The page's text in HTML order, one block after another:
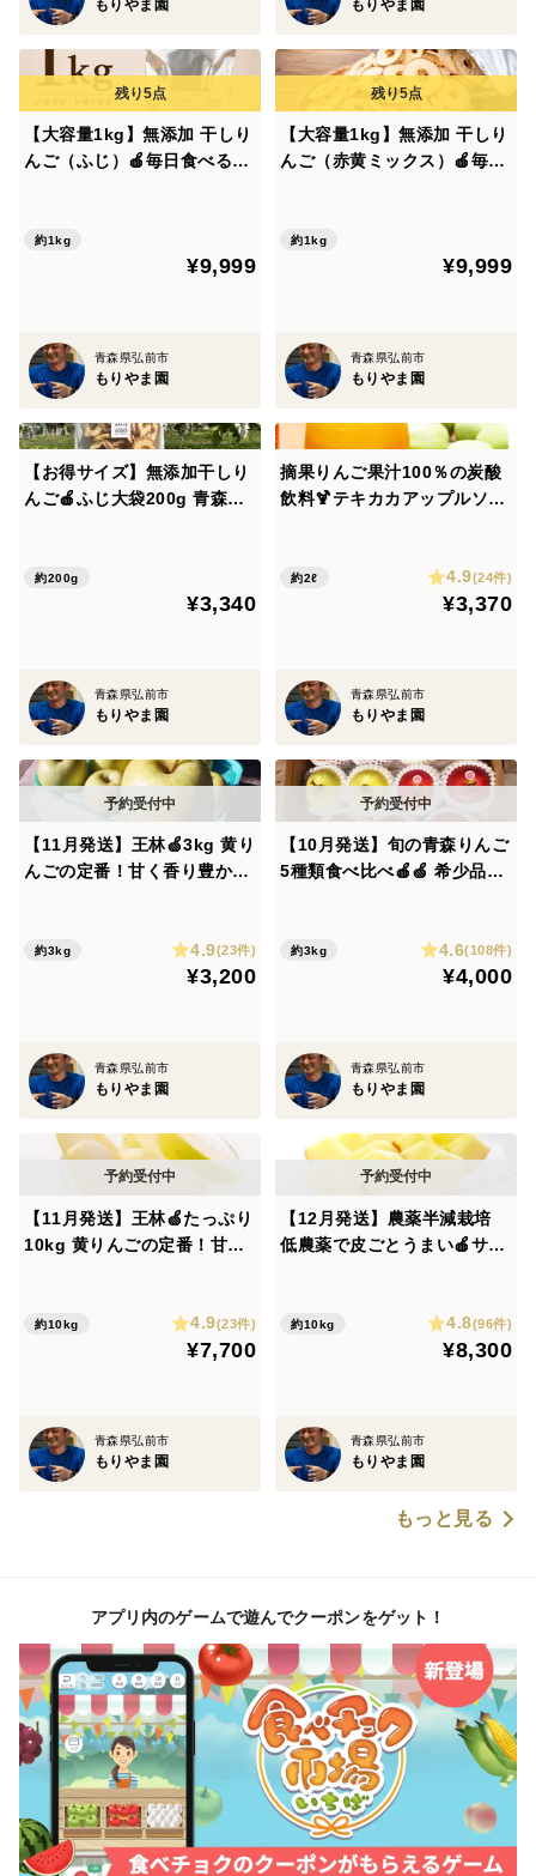
化学肥料を使用せず栽培しています。
収穫したりんごはオーガニックスーパー、
自然食品店、学校給食などにも出荷しています。
━━━━━━━━━━━━━━
シールタイプの熨斗・ギフトシール対応可能です。
ご希望の方は特記事項欄へご記入ください。
※名入れは対応しておりません。
もりやま園 もりやま園
【大容量1kg】無添加 干しり
んご（ふじ）🍎毎日食べる方
約1kg
¥9,999
青森県弘前市
もりやま園
【大容量1kg】無添加 干しり
んご（赤黄ミックス）🍎毎日
もお味もカラフル🍎🍏
約1kg
¥9,999
青森県弘前市
もりやま園
【お得サイズ】無添加干しり
んご🍎ふじ大袋200g 青森県
約200g
¥3,340
青森県弘前市
もりやま園
摘果りんご果汁100％の炭酸
飲料🍹テキカカアップルソー
元、御祝や御礼 【夏ギフト】
約2ℓ 4.9(24件)
¥3,370
青森県弘前市
もりやま園
【11月発送】王林🍏3kg 黄り
んごの定番！甘く香り豊かな
約3kg 4.9(23件)
¥3,200
青森県弘前市
もりやま園
【10月発送】旬の青森りんご
5種類食べ比べ🍎🍏 希少品種
学肥料不使用 りんご食べ比
べ 予約 おすすめ 人気
約3kg 4.6(108件)
¥4,000
青森県弘前市
もりやま園
【11月発送】王林🍏たっぷり
10kg 黄りんごの定番！甘く
約10kg 4.9(23件)
¥7,700
青森県弘前市
もりやま園
【12月発送】農薬半減栽培
低農薬で皮ごとうまい🍎サン
予約 旬 化学肥料不使用 特別
約10kg 4.8(96件)
¥8,300
青森県弘前市
もりやま園
もっと見る
アプリ内のゲームで遊んでクーポンをゲット！